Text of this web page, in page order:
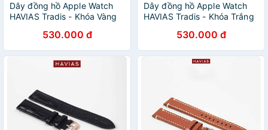
Dây đồng hồ Apple Watch
HAVIAS Tradis - Khóa Vàng
530.000 đ
Dây đồng hồ Apple Watch
HAVIAS Tradis - Khóa Trắng
530.000 đ